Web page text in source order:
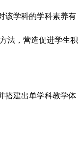
该学科的学科素养有
法，营造促进学生积
搭建出单学科教学体